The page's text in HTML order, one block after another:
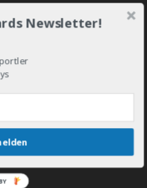
Newsletter!